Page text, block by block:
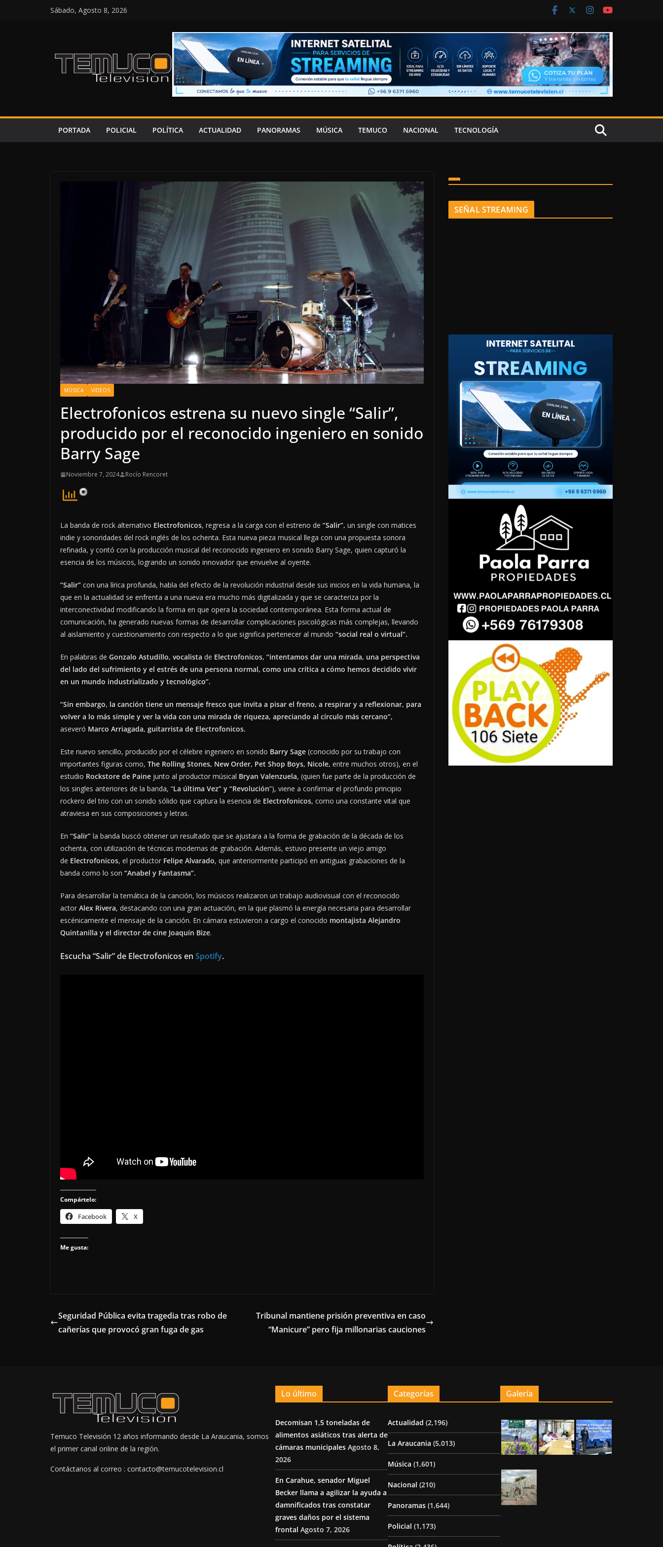
Sábado, Agosto 8, 2026
PORTADA POLICIAL POLÍTICA ACTUALIDAD PANORAMAS MÚSICA TEMUCO NACIONAL TECNOLOGÍA
MÚSICA VIDEOS
Electrofonicos estrena su nuevo single “Salir”,
producido por el reconocido ingeniero en sonido
Barry Sage
Noviembre 7, 2024 Rocío Rencoret
La banda de rock alternativo Electrofonicos, regresa a la carga con el estreno de “Salir”, un single con matices
indie y sonoridades del rock inglés de los ochenta. Esta nueva pieza musical llega con una propuesta sonora
refinada, y contó con la producción musical del reconocido ingeniero en sonido Barry Sage, quien capturó la
esencia de los músicos, logrando un sonido innovador que envuelve al oyente.
“Salir” con una lírica profunda, habla del efecto de la revolución industrial desde sus inicios en la vida humana, la
que en la actualidad se enfrenta a una nueva era mucho más digitalizada y que se caracteriza por la
interconectividad modificando la forma en que opera la sociedad contemporánea. Esta forma actual de
comunicación, ha generado nuevas formas de desarrollar complicaciones psicológicas más complejas, llevando
al aislamiento y cuestionamiento con respecto a lo que significa pertenecer al mundo “social real o virtual”.
En palabras de Gonzalo Astudillo, vocalista de Electrofonicos, “intentamos dar una mirada, una perspectiva
del lado del sufrimiento y el estrés de una persona normal, como una crítica a cómo hemos decidido vivir
en un mundo industrializado y tecnológico”.
“Sin embargo, la canción tiene un mensaje fresco que invita a pisar el freno, a respirar y a reflexionar, para
volver a lo más simple y ver la vida con una mirada de riqueza, apreciando al círculo más cercano“,
aseveró Marco Arriagada, guitarrista de Electrofonicos.
Este nuevo sencillo, producido por el célebre ingeniero en sonido Barry Sage (conocido por su trabajo con
importantes figuras como, The Rolling Stones, New Order, Pet Shop Boys, Nicole, entre muchos otros), en el
estudio Rockstore de Paine junto al productor músical Bryan Valenzuela, (quien fue parte de la producción de
los singles anteriores de la banda, “La última Vez” y “Revolución”), viene a confirmar el profundo principio
rockero del trio con un sonido sólido que captura la esencia de Electrofonicos, como una constante vital que
atraviesa en sus composiciones y letras.
En “Salir” la banda buscó obtener un resultado que se ajustara a la forma de grabación de la década de los
ochenta, con utilización de técnicas modernas de grabación. Además, estuvo presente un viejo amigo
de Electrofonicos, el productor Felipe Alvarado, que anteriormente participó en antiguas grabaciones de la
banda como lo son “Anabel y Fantasma”.
Para desarrollar la temática de la canción, los músicos realizaron un trabajo audiovisual con el reconocido
actor Alex Rivera, destacando con una gran actuación, en la que plasmó la energía necesaria para desarrollar
escénicamente el mensaje de la canción. En cámara estuvieron a cargo el conocido montajista Alejandro
Quintanilla y el director de cine Joaquín Bize.
Escucha “Salir” de Electrofonicos en Spotify.
Compártelo:
Facebook X
Me gusta:
Seguridad Pública evita tragedia tras robo de
cañerías que provocó gran fuga de gas
Tribunal mantiene prisión preventiva en caso
“Manicure” pero fija millonarias cauciones
SEÑAL STREAMING
Temuco Televisión 12 años informando desde La Araucania, somos
el primer canal online de la región.
Contáctanos al correo : contacto@temucotelevision.cl
Lo último
Decomisan 1,5 toneladas de
alimentos asiáticos tras alerta de
cámaras municipales Agosto 8,
2026
En Carahue, senador Miguel
Becker llama a agilizar la ayuda a
damnificados tras constatar
graves daños por el sistema
frontal Agosto 7, 2026
Categorías
Actualidad (2,196)
La Araucania (5,013)
Música (1,601)
Nacional (210)
Panoramas (1,644)
Policial (1,173)
Galería